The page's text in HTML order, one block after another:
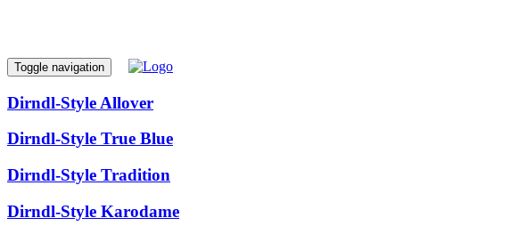
Toggle navigation
Dirndl-Style Allover
Dirndl-Style True Blue
Dirndl-Style Tradition
Dirndl-Style Karodame